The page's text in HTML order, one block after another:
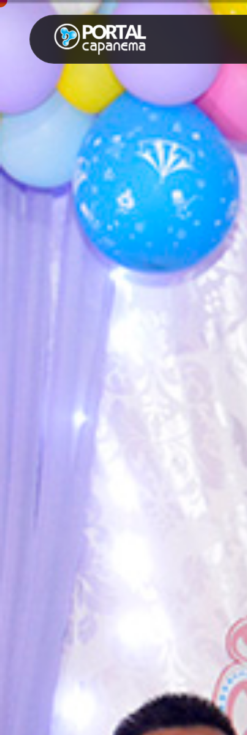
SUGESTÕES:
Maria paula Eventos Notícias